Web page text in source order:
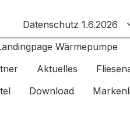
für Ratgeber
Datenschutz 1.6.2026
Wärmepumpe
Aktuelles
Download